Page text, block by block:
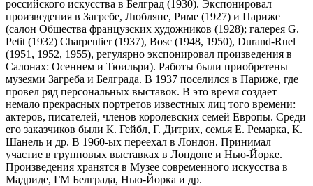
российского искусства в Белград (1930). Экспонировал
произведения в Загребе, Любляне, Риме (1927) и Париже
(салон Общества французских художников (1928); галерея G.
Petit (1932) Charpentier (1937), Bosc (1948, 1950), Durand-Ruel
(1951, 1952, 1955), регулярно экспонировал произведения в
Салонах: Осеннем и Тюильри). Работы были приобретены
музеями Загреба и Белграда. В 1937 поселился в Париже, где
провел ряд персональных выставок. В это время создает
немало прекрасных портретов известных лиц того времени:
актеров, писателей, членов королевских семей Европы. Среди
его заказчиков были К. Гейбл, Г. Дитрих, семья Е. Ремарка, К.
Шанель и др. В 1960-ых переехал в Лондон. Принимал
участие в групповых выставках в Лондоне и Нью-Йорке.
Произведения хранятся в Музее современного искусства в
Мадриде, ГМ Белграда, Нью-Йорка и др.